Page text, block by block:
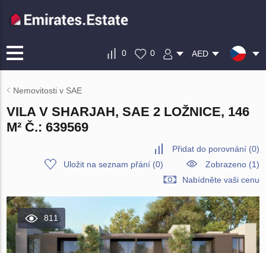
0 0 AED
Nemovitosti v SAE
VILA V SHARJAH, SAE 2 LOŽNICE, 146
M² Č.: 639569
Přidat do porovnání(0)
Uložit na seznam přání(0)
Zobrazeno (1)
Nabídněte vaši cenu
811